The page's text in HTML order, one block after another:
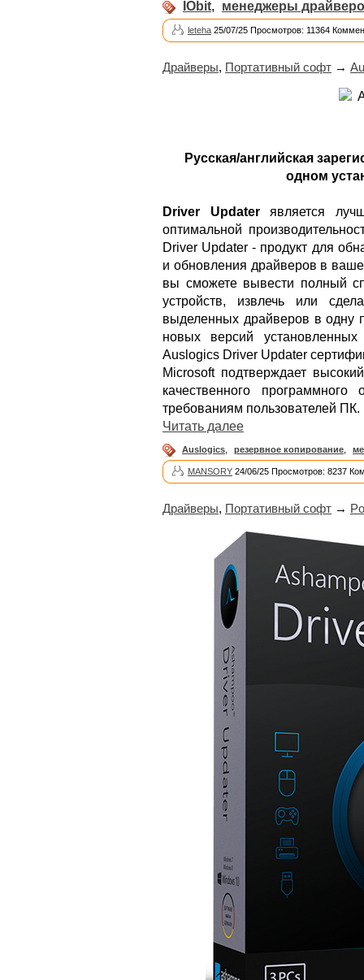
IObit, менеджеры
leteha 25/07/25 Просмотров: 11364
Драйверы, Портативный софт →
Русская/английская
одном
Driver Updaterявляется
оптимальной
Driver Updater - продукт для
и обновления драйверов в
вы сможете вывести полный
устройств, извлечь или
выделенных драйверов в одну
новых версий
Auslogics Driver Updater
Microsoft подтверждает
качественного программного
требованиям пользователей ПК.
Читать далее
Auslogics резервное копирование
MANSORY 24/06/25 Просмотров: 8237
Драйверы, Портативный софт →